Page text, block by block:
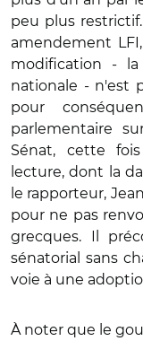
peu plus
amendement
modification - la
nationale - n'est
pour
parlementaire
Sénat, cette
lecture, dont la
le rapporteur,
pour ne pas
grecques. Il
sénatorial sans
voie à une
À noter que le